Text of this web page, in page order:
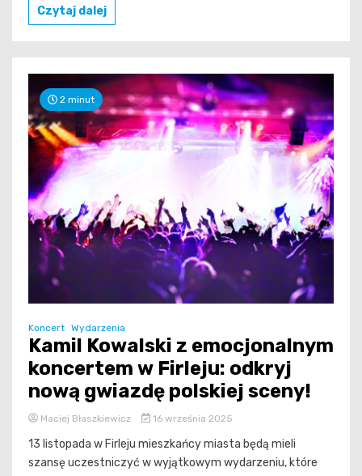
Czytaj dalej
2 minut
Koncert Wydarzenia
Kamil Kowalski z emocjonalnym
koncertem w Firleju: odkryj
nową gwiazdę polskiej sceny!
Maciej Błaszkiewicz 16 września 2025
13 listopada w Firleju mieszkańcy miasta będą mieli
szansę uczestniczyć w wyjątkowym wydarzeniu, które